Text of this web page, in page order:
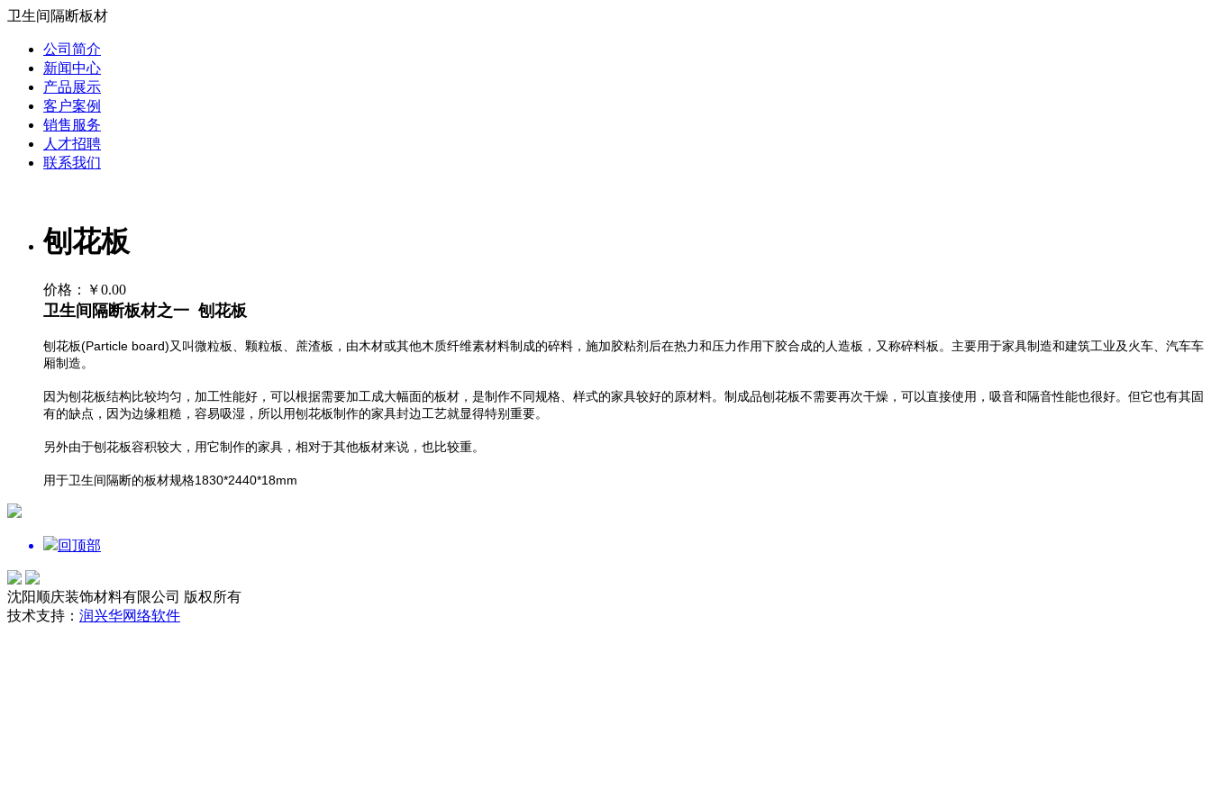
卫生间隔断板材
公司简介
新闻中心
产品展示
客户案例
销售服务
人才招聘
联系我们
刨花板
价格： ￥0.00
卫生间隔断板材之一 刨花板
刨花板(Particle board)又叫微粒板、颗粒板、蔗渣板，由木材或其他木质纤维素材料制成的碎料，施加胶粘剂后在热力和压力作用下胶合成的人造板，又称碎料板。主要用于家具制造和建筑工业及火车、汽车车
厢制造。
因为刨花板结构比较均匀，加工性能好，可以根据需要加工成大幅面的板材，是制作不同规格、样式的家具较好的原材料。制成品刨花板不需要再次干燥，可以直接使用，吸音和隔音性能也很好。但它也有其固
有的缺点，因为边缘粗糙，容易吸湿，所以用刨花板制作的家具封边工艺就显得特别重要。
另外由于刨花板容积较大，用它制作的家具，相对于其他板材来说，也比较重。
用于卫生间隔断的板材规格1830*2440*18mm
回顶部
沈阳顺庆装饰材料有限公司 版权所有
技术支持： 润兴华网络软件